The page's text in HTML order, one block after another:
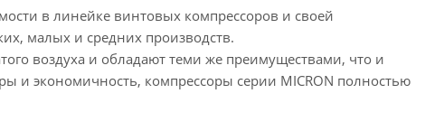
в линейке винтовых компрессоров и своей
малых и средних производств.
воздуха и обладают теми же преимуществами, что и
и экономичность, компрессоры серии MICRON полностью